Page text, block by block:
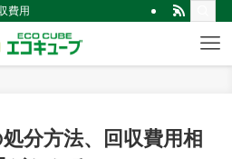
費用相場どのくらい費用がかかる? | 仙台市
分方法、回収費用相